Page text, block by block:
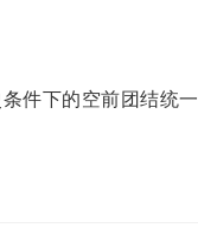
件下的空前团结统